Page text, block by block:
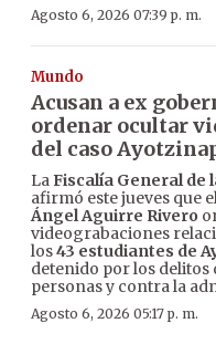
Agosto 6, 2026 07:39 p. m.
Mundo
Acusan a ex
ordenar ocultar
del caso
LaFiscalía General de
afirmó este jueves que
Ángel Aguirre Rivero
videograbaciones
los43 estudiantes de
detenido por los
personas y contra la
Agosto 6, 2026 05:17 p. m.